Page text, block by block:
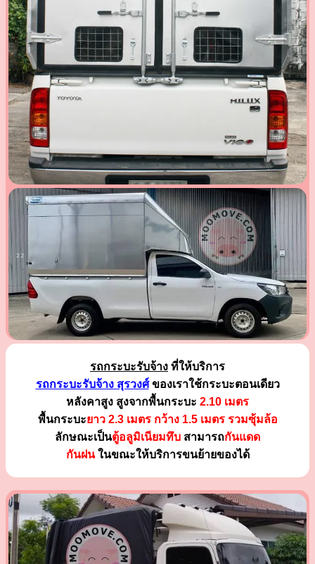
รถกระบะรับจ้าง ที่ให้บริการ
รถกระบะรับจ้าง สุรวงศ์ของเราใช้กระบะตอนเดียว
หลังคาสูง สูงจากพื้นกระบะ 2.10 เมตร
พื้นกระบะยาว 2.3 เมตร กว้าง 1.5 เมตร รวมซุ้มล้อ
ลักษณะเป็นตู้อลูมิเนียมทึบ สามารถกันแดด
กันฝนในขณะให้บริการขนย้ายของได้